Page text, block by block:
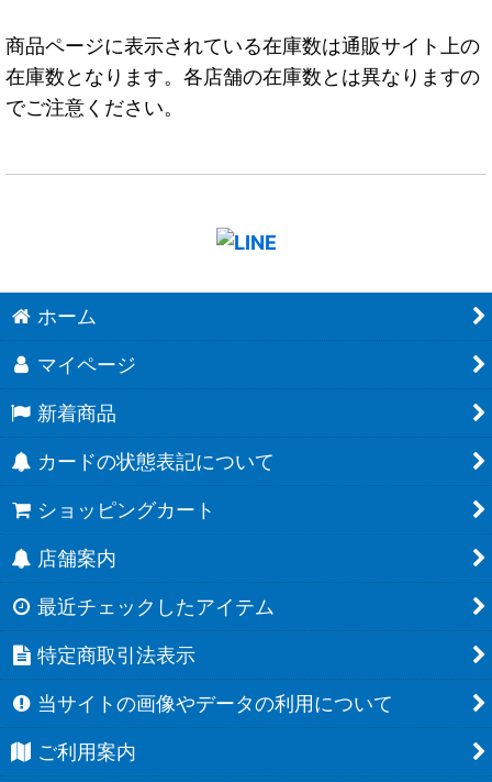
商品ページに表示されている在庫数は通販サイト上の
在庫数となります。各店舗の在庫数とは異なりますの
でご注意ください。
ホーム
マイページ
新着商品
カードの状態表記について
ショッピングカート
店舗案内
最近チェックしたアイテム
特定商取引法表示
当サイトの画像やデータの利用について
ご利用案内